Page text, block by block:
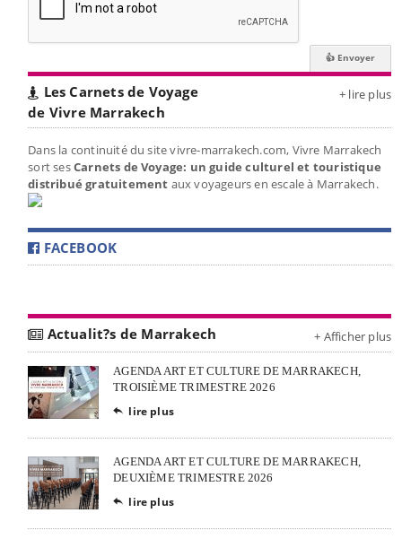
Les Carnets de Voyage
de Vivre Marrakech
+ lire plus
Dans la continuité du site vivre-marrakech.com, Vivre Marrakech
sort sesCarnets de Voyage: un guide culturel et touristique
distribué gratuitement aux voyageurs en escale à Marrakech.
FACEBOOK
Actualit?s de Marrakech + Afficher plus
AGENDA ART ET CULTURE DE MARRAKECH,
TROISIÈME TRIMESTRE 2026
 lire plus
AGENDA ART ET CULTURE DE MARRAKECH,
DEUXIÈME TRIMESTRE 2026
 lire plus